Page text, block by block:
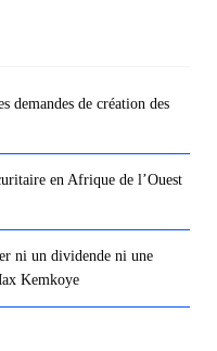
demandes de création des
en Afrique de l’Ouest
ni un dividende ni une
Kemkoye